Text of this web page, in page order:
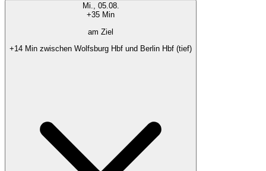
Mi., 05.08.
+35 Min
am Ziel
+14 Min zwischen Wolfsburg Hbf und Berlin Hbf (tief)